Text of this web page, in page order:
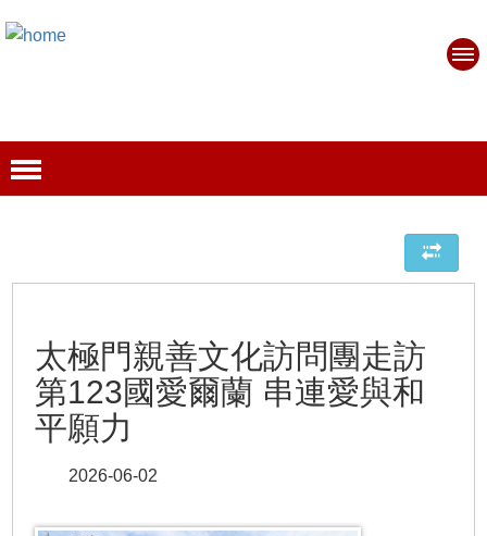
太極門親善文化訪問團走訪
第123國愛爾蘭 串連愛與和
平願力
2026-06-02